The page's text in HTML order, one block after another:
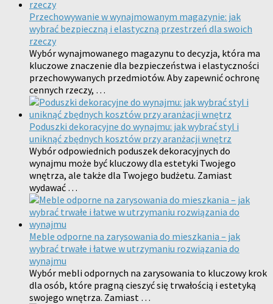
Przechowywanie w wynajmowanym magazynie: jak
wybrać bezpieczną i elastyczną przestrzeń dla swoich
rzeczy
Wybór wynajmowanego magazynu to decyzja, która ma
kluczowe znaczenie dla bezpieczeństwa i elastyczności
przechowywanych przedmiotów. Aby zapewnić ochronę
cennych rzeczy, …
Poduszki dekoracyjne do wynajmu: jak wybrać styl i
uniknąć zbędnych kosztów przy aranżacji wnętrz
Wybór odpowiednich poduszek dekoracyjnych do
wynajmu może być kluczowy dla estetyki Twojego
wnętrza, ale także dla Twojego budżetu. Zamiast
wydawać …
Meble odporne na zarysowania do mieszkania – jak
wybrać trwałe i łatwe w utrzymaniu rozwiązania do
wynajmu
Wybór mebli odpornych na zarysowania to kluczowy krok
dla osób, które pragną cieszyć się trwałością i estetyką
swojego wnętrza. Zamiast …